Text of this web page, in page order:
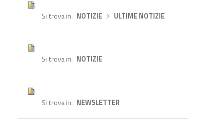
Si trova in NOTIZIE› ULTIME NOTIZIE
Si trova in NOTIZIE
Si trova in NEWSLETTER